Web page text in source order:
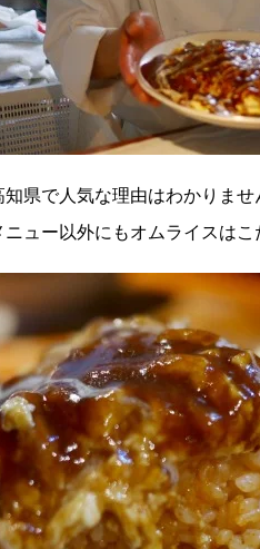
知県で人気な理由はわかりま
ュー以外にもオムライスはこ